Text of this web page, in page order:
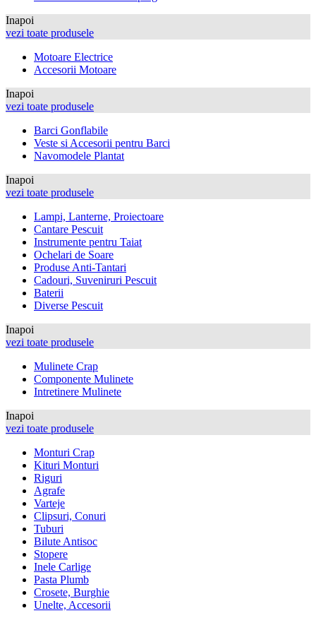
Inapoi
vezi toate produsele
Motoare Electrice
Accesorii Motoare
Inapoi
vezi toate produsele
Barci Gonflabile
Veste si Accesorii pentru Barci
Navomodele Plantat
Inapoi
vezi toate produsele
Lampi, Lanterne, Proiectoare
Cantare Pescuit
Instrumente pentru Taiat
Ochelari de Soare
Produse Anti-Tantari
Cadouri, Suveniruri Pescuit
Baterii
Diverse Pescuit
Inapoi
vezi toate produsele
Mulinete Crap
Componente Mulinete
Intretinere Mulinete
Inapoi
vezi toate produsele
Monturi Crap
Kituri Monturi
Riguri
Agrafe
Varteje
Clipsuri, Conuri
Tuburi
Bilute Antisoc
Stopere
Inele Carlige
Pasta Plumb
Crosete, Burghie
Unelte, Accesorii